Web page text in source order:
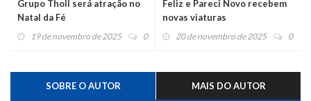
Grupo Tholl será atração no
Natal da Fé
19 de novembro de 2025 0
Feliz e Pareci Novo recebem
novas viaturas
20 de novembro de 2025 0
SOBRE O AUTOR MAIS DO AUTOR